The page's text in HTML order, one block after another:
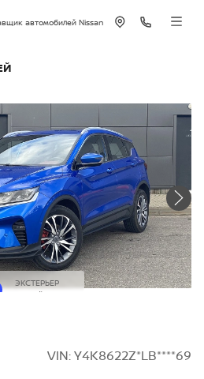
автомобилей Nissan
ЭКСТЕРЬЕР
Синий
VIN: Y4K8622Z*LB****69